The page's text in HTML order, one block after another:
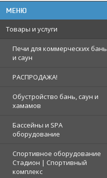
Товары и услуги
Печи для коммерческих бань
и саун
РАСПРОДАЖА!
Обустройство бань, саун и
хамамов
Бассейны и SPA
оборудование
Спортивное оборудование
Стадион | Cпортивный
комплекс